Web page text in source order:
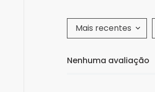
Mais recentes
Nenhuma avaliação